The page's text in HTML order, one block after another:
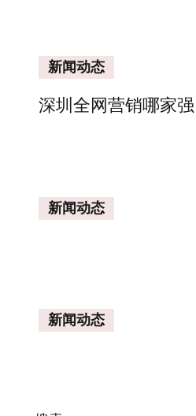
新闻动态
深圳全网营销哪家强
新闻动态
新闻动态